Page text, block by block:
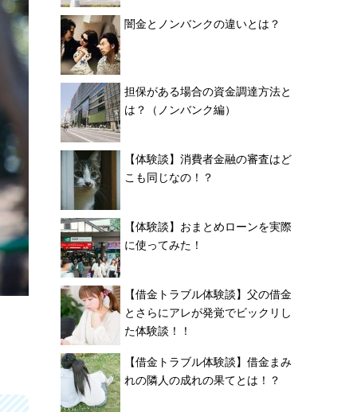
闇金とノンバンクの違いとは？
担保がある場合の資金調達方法と
は？（ノンバンク編）
【体験談】消費者金融の審査はど
こも同じなの！？
【体験談】おまとめローンを実際
に使ってみた！
【借金トラブル体験談】父の借金
とさらにアレが発覚でビックリし
た体験談！！
【借金トラブル体験談】借金まみ
れの隣人の成れの果てとは！？